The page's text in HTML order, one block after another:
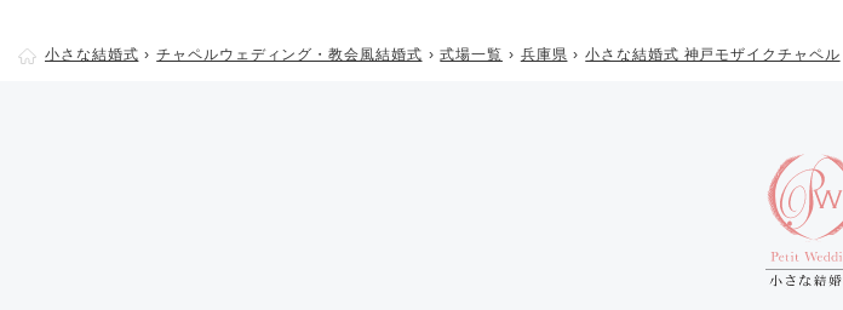
小さな結婚式 チャペルウェディング・教会風結婚式 式場一覧 兵庫県 小さな結婚式 神戸モザイクチャペル